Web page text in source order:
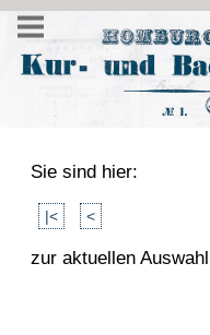
Sie sind hier:
|< <
zur aktuellen